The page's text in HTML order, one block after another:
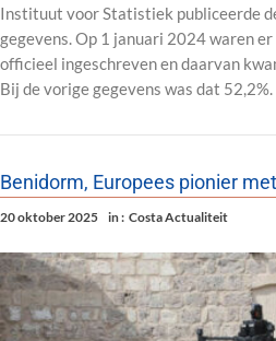
Instituut voor Statistiek publiceerde
gegevens. Op 1 januari 2024 waren
officieel ingeschreven en daarvan
Bij de vorige gegevens was dat
Benidorm, Europees pionier
20 oktober 2025 in : Costa Actualiteit